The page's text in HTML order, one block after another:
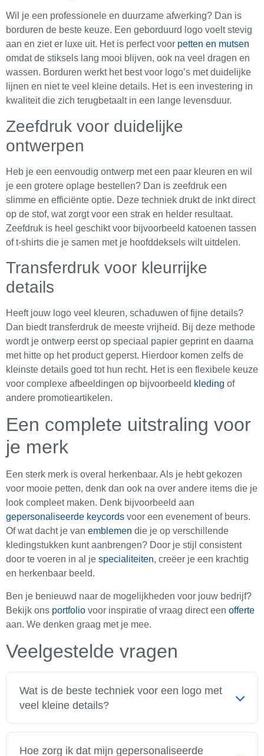
Wil je een professionele en duurzame afwerking? Dan is
borduren de beste keuze. Een geborduurd logo voelt stevig
aan en ziet er luxe uit. Het is perfect voor petten en mutsen
omdat de stiksels lang mooi blijven, ook na veel dragen en
wassen. Borduren werkt het best voor logo’s met duidelijke
lijnen en niet te veel kleine details. Het is een investering in
kwaliteit die zich terugbetaalt in een lange levensduur.
Zeefdruk voor duidelijke
ontwerpen
Heb je een eenvoudig ontwerp met een paar kleuren en wil
je een grotere oplage bestellen? Dan is zeefdruk een
slimme en efficiënte optie. Deze techniek drukt de inkt direct
op de stof, wat zorgt voor een strak en helder resultaat.
Zeefdruk is heel geschikt voor bijvoorbeeld katoenen tassen
of t-shirts die je samen met je hoofddeksels wilt uitdelen.
Transferdruk voor kleurrijke
details
Heeft jouw logo veel kleuren, schaduwen of fijne details?
Dan biedt transferdruk de meeste vrijheid. Bij deze methode
wordt je ontwerp eerst op speciaal papier geprint en daarna
met hitte op het product geperst. Hierdoor komen zelfs de
kleinste details goed tot hun recht. Het is een flexibele keuze
voor complexe afbeeldingen op bijvoorbeeld kleding of
andere promotieartikelen.
Een complete uitstraling voor
je merk
Een sterk merk is overal herkenbaar. Als je hebt gekozen
voor mooie petten, denk dan ook na over andere items die je
look compleet maken. Denk bijvoorbeeld aan
gepersonaliseerde keycords voor een evenement of beurs.
Of wat dacht je van emblemen die je op verschillende
kledingstukken kunt aanbrengen? Door je stijl consistent
door te voeren in al je specialiteiten, creëer je een krachtig
en herkenbaar beeld.
Ben je benieuwd naar de mogelijkheden voor jouw bedrijf?
Bekijk ons portfolio voor inspiratie of vraag direct een offerte
aan. We denken graag met je mee.
Veelgestelde vragen
Wat is de beste techniek voor een logo met
veel kleine details?
Voor logo’s met veel details of kleurverloop is
Hoe zorg ik dat mijn gepersonaliseerde